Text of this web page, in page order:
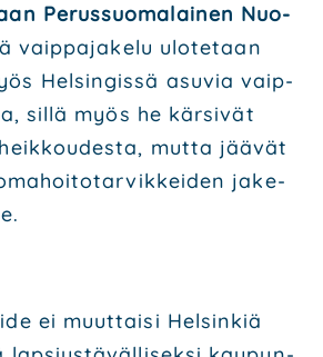
Perus­suo­ma­lai­nen Nuo­
vaip­pa­ja­ke­lu ulo­te­taan
Hel­sin­gis­sä asu­via vaip­
sil­lä myös he kär­si­vät
mut­ta jää­vät
jake­
ei muut­tai­si Hel­sin­kiä